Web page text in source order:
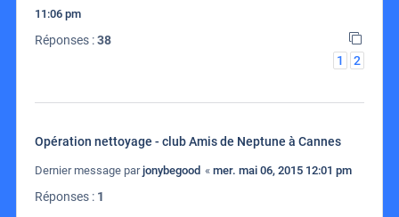
11:06 pm
Réponses :38
1
2
Opération nettoyage - club Amis de Neptune à Cannes
Dernier message parjonybegood « mer. mai 06, 2015 12:01 pm
Réponses : 1